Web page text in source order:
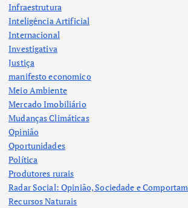
Infraestrutura
Inteligência Artificial
Internacional
Investigativa
Justiça
manifesto economico
Meio Ambiente
Mercado Imobiliário
Mudanças Climáticas
Opinião
Oportunidades
Política
Produtores rurais
Radar Social: Opinião, Sociedade e
Recursos Naturais